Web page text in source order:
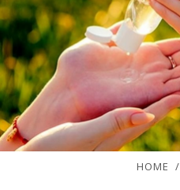
HOME /